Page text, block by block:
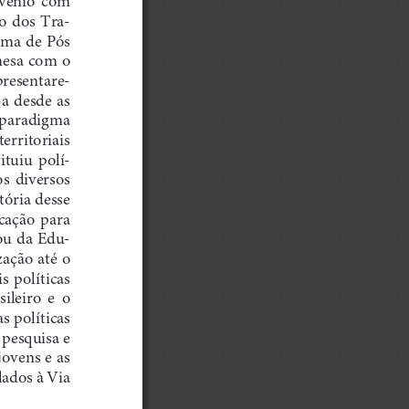
dos  Tra-
de Pós
com o
-
desde as
polí-
diversos
desse
para
da Edu-
até o
políticas
e  o
políticas
e
e as
à Via